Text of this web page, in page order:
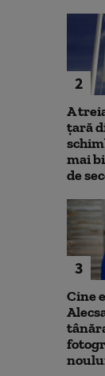
2
A
țară
mai
de
3
Cine